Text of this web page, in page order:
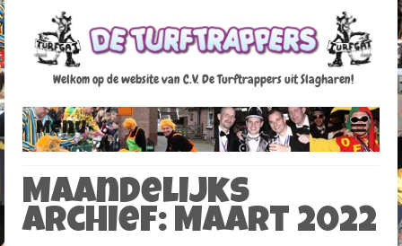
Welkom op de website van C.V. De Turftrappers uit Slagharen!
Menu
Home
Raad van 11
Maandelijks
Archief: Maart 2022